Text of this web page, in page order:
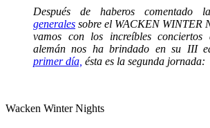
Después de haberos comentado
generales sobre el WACKEN WINTER
vamos con los increíbles conciertos
alemán nos ha brindado en su III
primer día, ésta es la segunda jornada:
Wacken Winter Nights